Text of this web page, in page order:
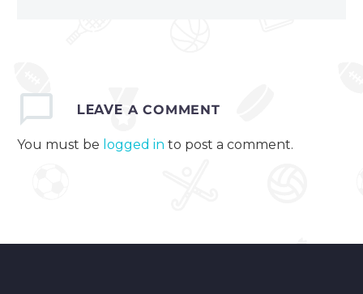
LEAVE A COMMENT
You must be logged in to post a comment.